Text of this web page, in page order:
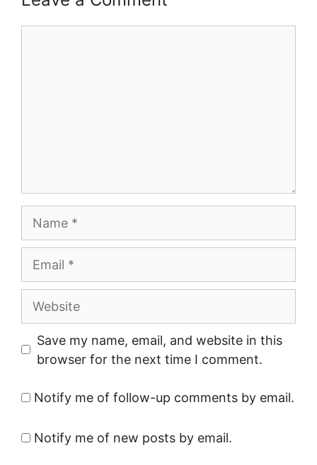
Website
Save my name, email, and website in this
browser for the next time I comment.
Notify me of follow-up comments by email.
Notify me of new posts by email.